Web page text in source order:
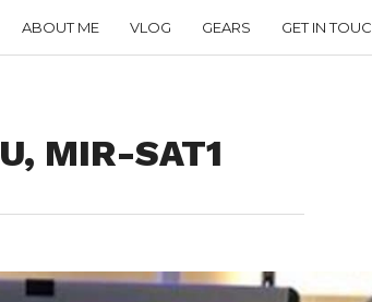
ABOUT ME VLOG GEARS GET IN
MIR-SAT1